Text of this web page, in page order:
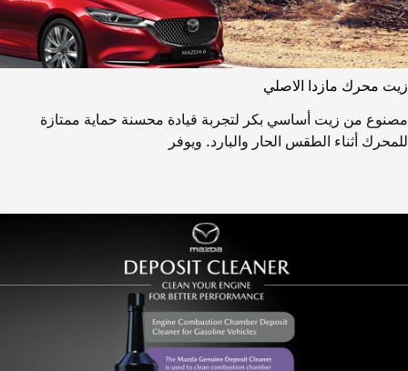
زيت محرك مازدا الاصلي
مصنوع من زيت أساسي بكر لتجربة قيادة محسنة حماية ممتازة
للمحرك أثناء الطقس الحار والبارد. ويوفر